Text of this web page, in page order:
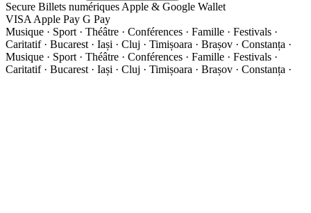
Secure Billets numériques Apple & Google Wallet
VISA Apple Pay G Pay
Musique · Sport · Théâtre · Conférences · Famille · Festivals ·
Caritatif · Bucarest · Iași · Cluj · Timișoara · Brașov · Constanța ·
Musique · Sport · Théâtre · Conférences · Famille · Festivals ·
Caritatif · Bucarest · Iași · Cluj · Timișoara · Brașov · Constanța ·